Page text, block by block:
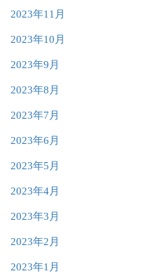
2023年11月
2023年10月
2023年9月
2023年8月
2023年7月
2023年6月
2023年5月
2023年4月
2023年3月
2023年2月
2023年1月